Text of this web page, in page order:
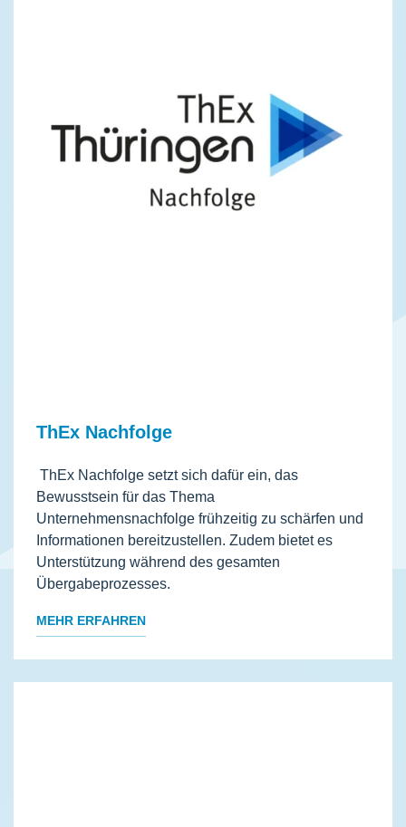
ThEx Nachfolge
ThEx Nachfolge setzt sich dafür ein, das
Bewusstsein für das Thema
Unternehmensnachfolge frühzeitig zu schärfen und
Informationen bereitzustellen. Zudem bietet es
Unterstützung während des gesamten
Übergabeprozesses.
MEHR ERFAHREN